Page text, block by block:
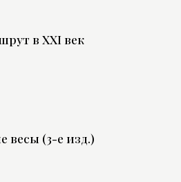
в XXI век
весы (3-е изд.)